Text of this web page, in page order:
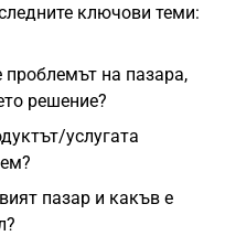
ключови теми:
проблемът на пазара,
решение?
услугата
пазар и какъв е